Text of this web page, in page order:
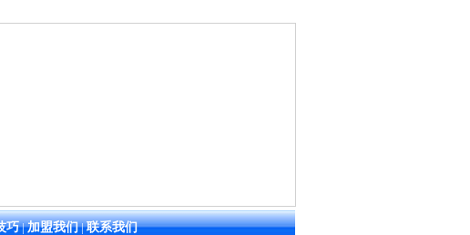
巧|加盟我们|联系我们